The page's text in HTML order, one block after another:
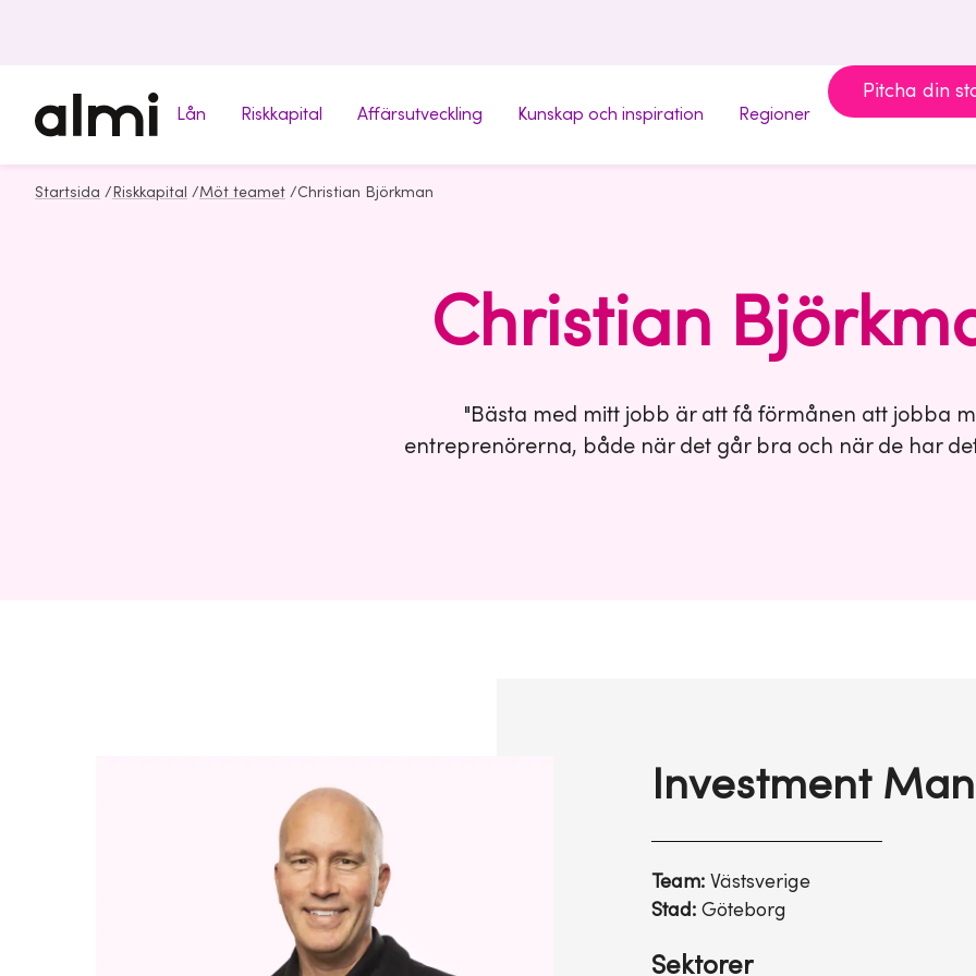
Lån Riskkapital Affärsutveckling Kunskap och inspiration Regioner
Pitcha din
Startsida / Riskkapital /Möt teamet /Christian Björkman
Christian
"Bästa med mitt jobb är att få förmånen att jobba
entreprenörerna, både när det går bra och när de har
Investment
Team: Västsverige
Stad:Göteborg
Sektorer